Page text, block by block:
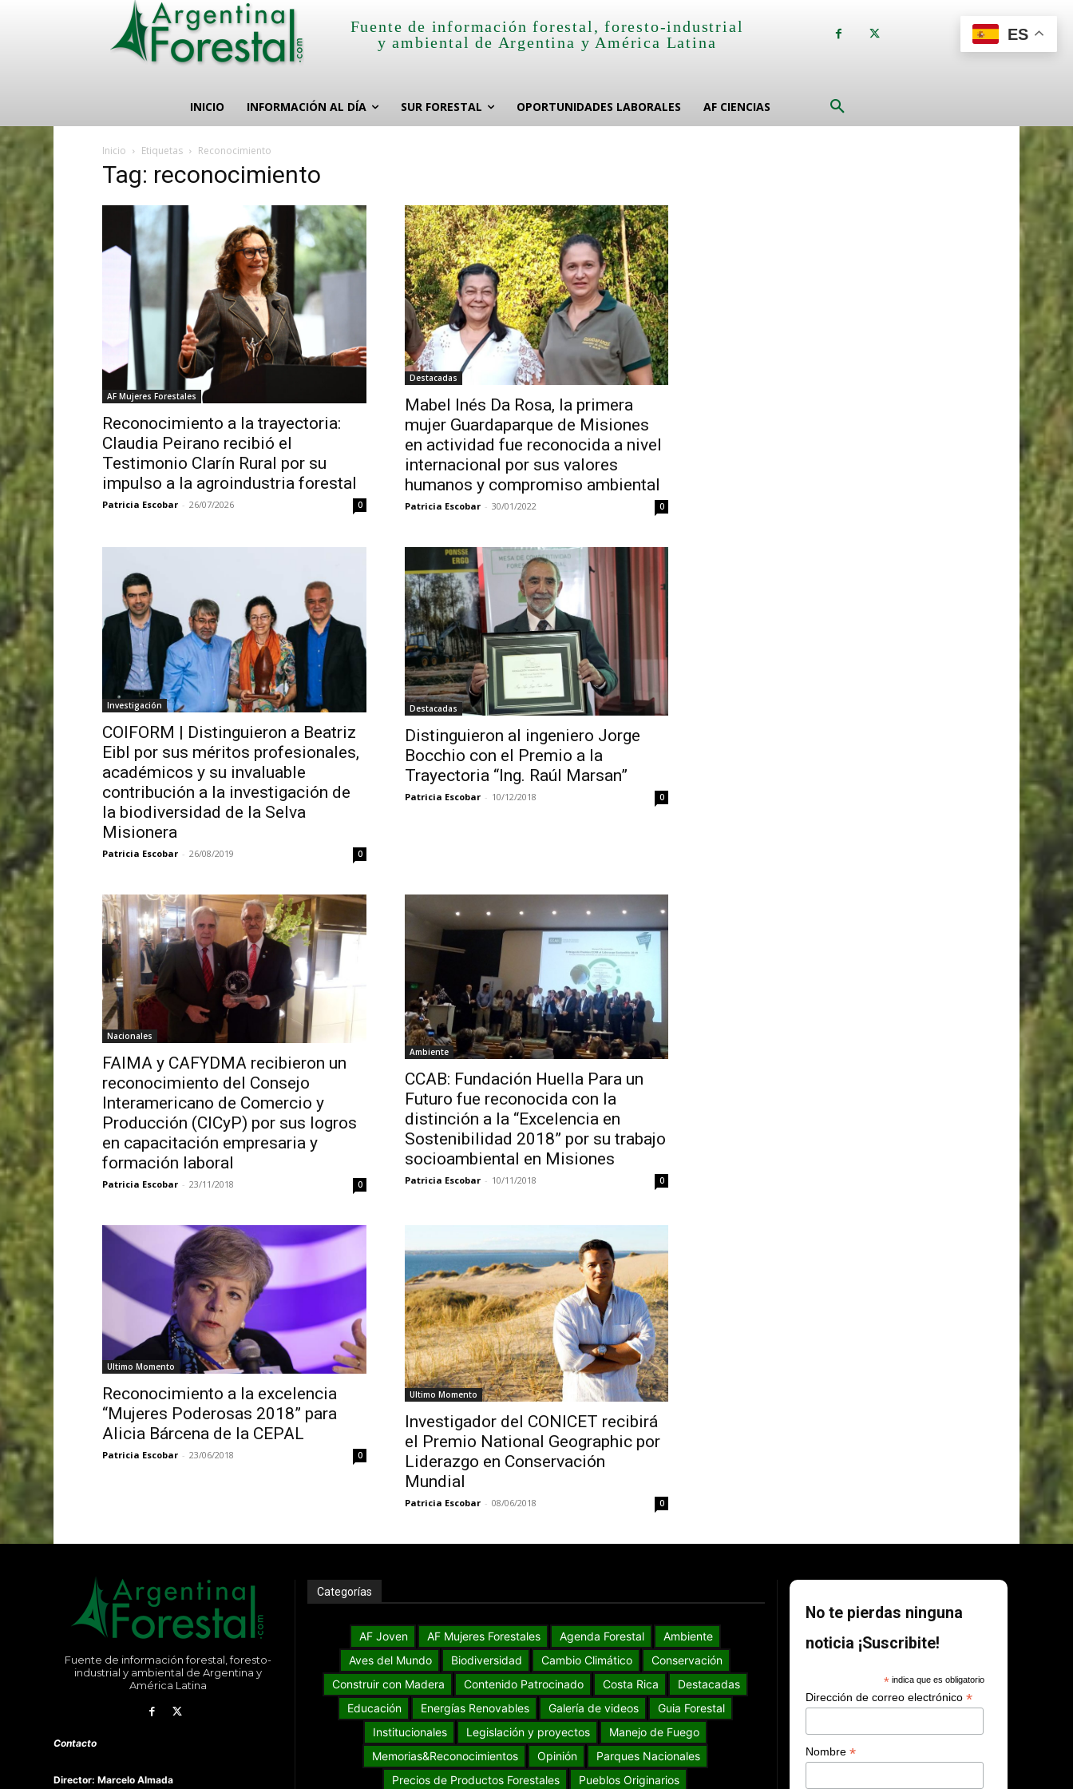
Fuente de información forestal, foresto-industrial
y ambiental de Argentina y América Latina
INICIO INFORMACIÓN AL DÍA SUR FORESTAL OPORTUNIDADES LABORALES AF CIENCIAS
Inicio Etiquetas Reconocimiento
Tag: reconocimiento
AF Mujeres Forestales
Reconocimiento a la trayectoria:
Claudia Peirano recibió el
Testimonio Clarín Rural por su
impulso a la agroindustria forestal
Patricia Escobar - 26/07/2026 0
Destacadas
Mabel Inés Da Rosa, la primera
mujer Guardaparque de Misiones
en actividad fue reconocida a nivel
internacional por sus valores
humanos y compromiso ambiental
Patricia Escobar - 30/01/2022 0
Investigación
COIFORM | Distinguieron a Beatriz
Eibl por sus méritos profesionales,
académicos y su invaluable
contribución a la investigación de
la biodiversidad de la Selva
Misionera
Patricia Escobar - 26/08/2019 0
Destacadas
Distinguieron al ingeniero Jorge
Bocchio con el Premio a la
Trayectoria “Ing. Raúl Marsan”
Patricia Escobar - 10/12/2018 0
Nacionales
FAIMA y CAFYDMA recibieron un
reconocimiento del Consejo
Interamericano de Comercio y
Producción (CICyP) por sus logros
en capacitación empresaria y
formación laboral
Patricia Escobar - 23/11/2018 0
Ambiente
CCAB: Fundación Huella Para un
Futuro fue reconocida con la
distinción a la “Excelencia en
Sostenibilidad 2018” por su trabajo
socioambiental en Misiones
Patricia Escobar - 10/11/2018 0
Ultimo Momento
Reconocimiento a la excelencia
“Mujeres Poderosas 2018” para
Alicia Bárcena de la CEPAL
Patricia Escobar - 23/06/2018 0
Ultimo Momento
Investigador del CONICET recibirá
el Premio National Geographic por
Liderazgo en Conservación
Mundial
Patricia Escobar - 08/06/2018 0
Fuente de información forestal, foresto-
industrial y ambiental de Argentina y
América Latina
Contacto
Director: Marcelo Almada
Categorías
AF Joven AF Mujeres Forestales Agenda Forestal
Ambiente
Aves del Mundo
Biodiversidad Cambio Climático
Conservación
Construir con Madera
Contenido Patrocinado Costa Rica
Destacadas
Educación
Energías Renovables Galería de videos
Guia Forestal
Institucionales
Legislación y proyectos
Manejo de Fuego
Memorias&Reconocimientos
Opinión
Parques Nacionales
Precios de Productos Forestales
Pueblos Originarios
No te pierdas ninguna
noticia ¡Suscribite!
*indica que es obligatorio
Dirección de correo electrónico*
Nombre*
ES